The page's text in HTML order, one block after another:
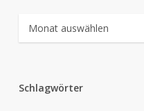
Schlagwörter